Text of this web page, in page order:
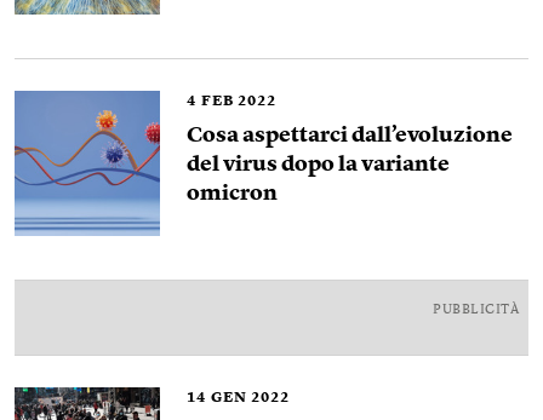
4 FEB 2022
Cosa aspettarci dall’evoluzione
del virus dopo la variante
omicron
PUBBLICITÀ
14 GEN 2022